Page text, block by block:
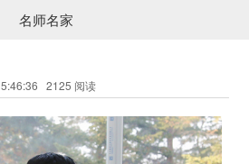
名师名家
2125 阅读